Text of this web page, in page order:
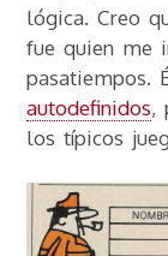
lógica. Creo
fue quien me
pasatiempos.
autodefinidos,
los típicos